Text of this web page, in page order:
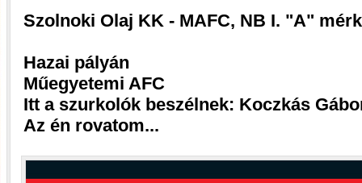
Szolnoki Olaj KK - MAFC, NB I. "A"
Hazai pályán
Műegyetemi AFC
Itt a szurkolók beszélnek: Koczkás
Az én rovatom...